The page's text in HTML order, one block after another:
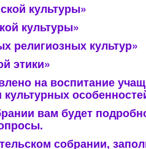
культуры»
культуры»
религиозных культур»
этики»
на воспитание
культурных
вам будет
собрании,